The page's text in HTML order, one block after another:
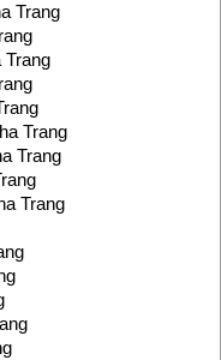
Trang
Trang
Trang
Trang
Trang